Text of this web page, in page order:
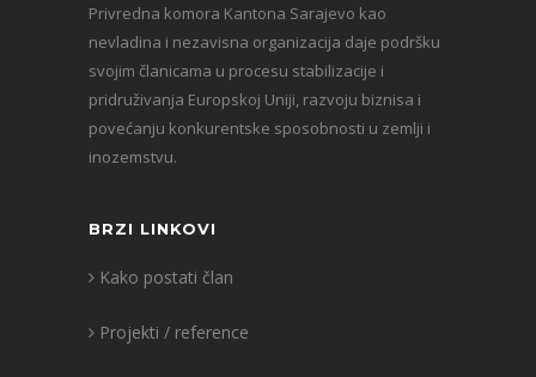
Privredna komora Kantona Sarajevo kao
nevladina i nezavisna organizacija daje podršku
svojim članicama u procesu stabilizacije i
pridruživanja Europskoj Uniji, razvoju biznisa i
povećanju konkurentske sposobnosti u zemlji i
inozemstvu.
BRZI LINKOVI
Kako postati član
Projekti / reference